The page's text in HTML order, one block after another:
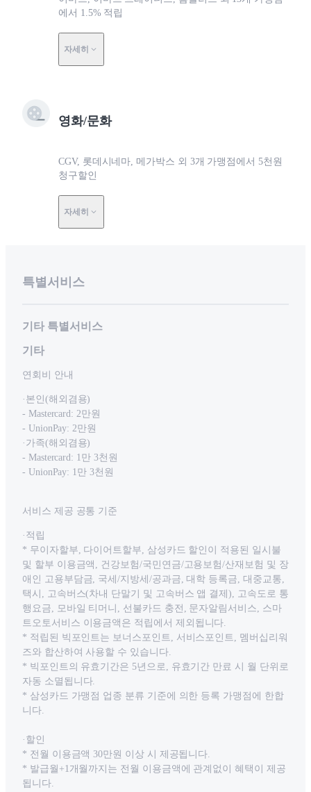
에서 1.5% 적립
자세히
영화/문화
CGV, 롯데시네마, 메가박스 외 3개 가맹점에서 5천원
청구할인
자세히
특별서비스
기타 특별서비스
기타
연회비 안내
·본인(해외겸용)
- Mastercard: 2만원
- UnionPay: 2만원
·가족(해외겸용)
- Mastercard: 1만 3천원
- UnionPay: 1만 3천원
서비스 제공 공통 기준
·적립
* 무이자할부, 다이어트할부, 삼성카드 할인이 적용된 일시불
및 할부 이용금액, 건강보험/국민연금/고용보험/산재보험 및 장
애인 고용부담금, 국세/지방세/공과금, 대학 등록금, 대중교통,
택시, 고속버스(차내 단말기 및 고속버스 앱 결제), 고속도로 통
행요금, 모바일 티머니, 선불카드 충전, 문자알림서비스, 스마
트오토서비스 이용금액은 적립에서 제외됩니다.
* 적립된 빅포인트는 보너스포인트, 서비스포인트, 멤버십리워
즈와 합산하여 사용할 수 있습니다.
* 빅포인트의 유효기간은 5년으로, 유효기간 만료 시 월 단위로
자동 소멸됩니다.
* 삼성카드 가맹점 업종 분류 기준에 의한 등록 가맹점에 한합
니다.
·할인
* 전월 이용금액 30만원 이상 시 제공됩니다.
* 발급월+1개월까지는 전월 이용금액에 관계없이 혜택이 제공
됩니다.